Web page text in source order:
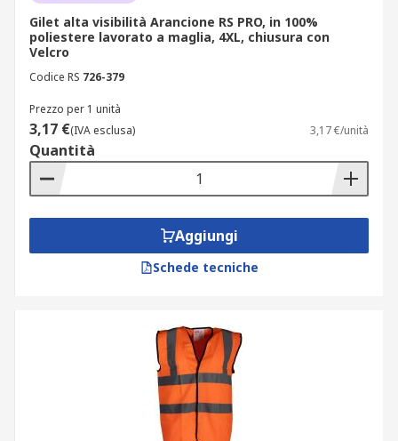
Gilet alta visibilità Arancione RS PRO, in 100%
poliestere lavorato a maglia, 4XL, chiusura con
Velcro
Codice RS 726-379
Prezzo per 1 unità
3,17 €(IVA esclusa) 3,17 €/unità
Quantità
Aggiungi
Schede tecniche